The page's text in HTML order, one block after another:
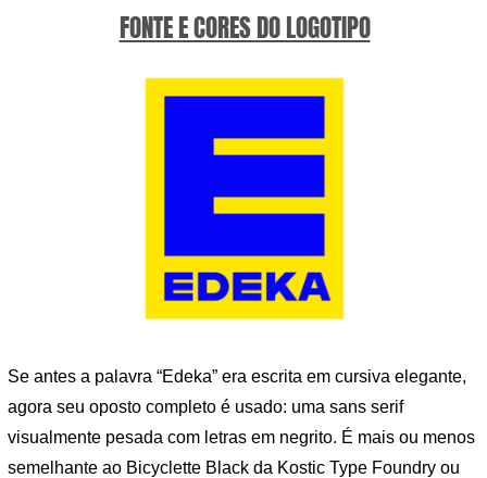
FONTE E CORES DO LOGOTIPO
Se antes a palavra “Edeka” era escrita em cursiva elegante,
agora seu oposto completo é usado: uma sans serif
visualmente pesada com letras em negrito. É mais ou menos
semelhante ao Bicyclette Black da Kostic Type Foundry ou